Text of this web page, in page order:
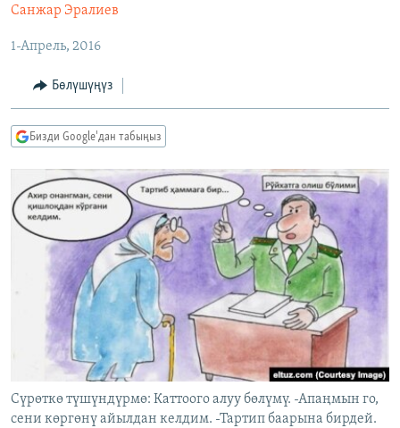
ЭКОНОМИКА
МАДАНИЯТ
БОРБОР АЗИЯ
АТАЙЫН ИЛИКТӨӨ
ТВ ПРОГРАММАЛАР
БҮГҮН АЗАТТЫКТА
БИЗ ЖАНА ДҮЙНӨ
ДАНИСТЕ
ЭЖЕ-СИҢДИЛЕР
АЗАТТЫК+
ЫҢГАЙСЫЗ СУРООЛОР
ПОДКАСТ
ӨЗГӨЧӨ ПИКИР
ОНЛАЙН ШЕРИНЕ
ЭЕ/АРнун бардык сайттары
Санжар Эралиев
1-Апрель, 2016
Бөлүшүңүз
Бизди Google'дан табыңыз
Сүрөткө түшүндүрмө: Каттоого алуу бөлүмү. -Апаңмын го,
сени көргөнү айылдан келдим. -Тартип баарына бирдей.